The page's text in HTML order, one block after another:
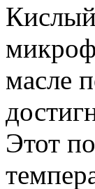
масле
Этот